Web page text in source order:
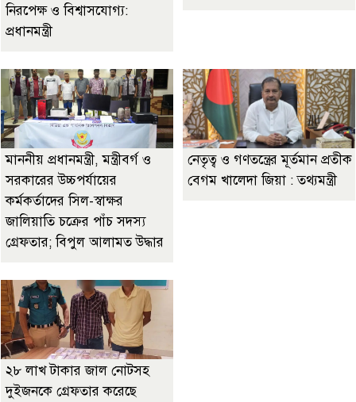
নিরপেক্ষ ও বিশ্বাসযোগ্য:
প্রধানমন্ত্রী
মাননীয় প্রধানমন্ত্রী, মন্ত্রীবর্গ ও
সরকারের উচ্চপর্যায়ের
কর্মকর্তাদের সিল-স্বাক্ষর
জালিয়াতি চক্রের পাঁচ সদস্য
গ্রেফতার; বিপুল আলামত উদ্ধার
নেতৃত্ব ও গণতন্ত্রের মূর্তমান প্রতীক
বেগম খালেদা জিয়া : তথ্যমন্ত্রী
২৮ লাখ টাকার জাল নোটসহ
দুইজনকে গ্রেফতার করেছে